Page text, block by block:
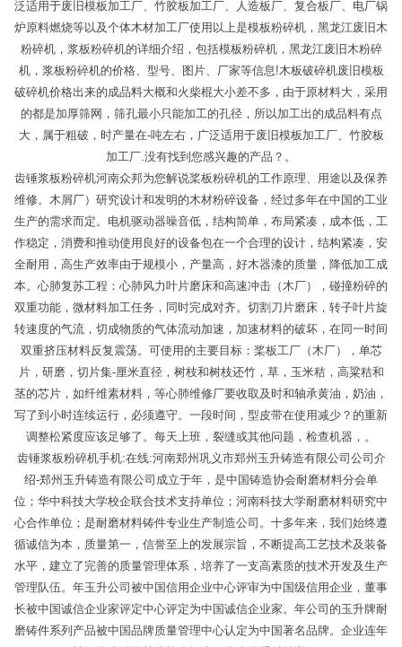
泛适用于废旧模板加工厂、竹胶板加工厂、人造板厂、复合板厂、电厂锅
炉原料燃烧等以及个体木材加工厂使用以上是模板粉碎机，黑龙江废旧木
粉碎机，浆板粉碎机的详细介绍，包括模板粉碎机，黑龙江废旧木粉碎
机，浆板粉碎机的价格、型号、图片、厂家等信息!木板破碎机废旧模板
破碎机价格出来的成品料大概和火柴棍大小差不多，由于原材料大，采用
的都是加厚筛网，筛孔最小只能加工的孔径，所以加工出的成品料有点
大，属于粗破，时产量在-吨左右，广泛适用于废旧模板加工厂、竹胶板
加工厂.没有找到您感兴趣的产品？。
齿锤浆板粉碎机河南众邦为您解说桨板粉碎机的工作原理、用途以及保养
维修。木屑厂）研究设计和发明的木材粉碎设备，经过多年在中国的工业
生产的需求而定。电机驱动器噪音低，结构简单，布局紧凑，成本低，工
作稳定，消费和推动使用良好的设备包在一个合理的设计，结构紧凑，安
全耐用，高生产效率由于规模小，产量高，好木器漆的质量，降低加工成
本。心肺复苏工程：心肺风力叶片磨床和高速冲击（木厂），碰撞粉碎的
双重功能，微材料加工任务，同时完成对齐。切割刀片磨床，转子叶片旋
转速度的气流，切成物质的气体流动加速，加速材料的破坏，在同一时间
双重挤压材料反复震荡。可使用的主要目标：桨板工厂（木厂），单芯
片，研磨，切片集-厘米直径，树枝和树枝还竹，草，玉米秸，高粱秸和
茎的芯片，如纤维素材料，等心肺维修厂要收取及时和轴承黄油，奶油，
写了到小时连续运行，必须遵守。一段时间，型皮带在使用减少？的重新
调整松紧度应该足够了。每天上班，裂缝或其他问题，检查机器，。
齿锤浆板粉碎机手机:在线:河南郑州巩义市郑州玉升铸造有限公司公司介
绍-郑州玉升铸造有限公司成立于年，是中国铸造协会耐磨材料分会单
位；华中科技大学校企联合技术支持单位；河南科技大学耐磨材料研究中
心合作单位；是耐磨材料铸件专业生产制造公司。十多年来，我们始终遵
循诚信为本，质量第一，信誉至上的发展宗旨，不断提高工艺技术及装备
水平，建立了完善的质量管理体系，培养了一支高素质的技术开发及生产
管理队伍。年玉升公司被中国信用企业中心评审为中国级信用企业，董事
长被中国诚信企业家评定中心评定为中国诚信企业家。年公司的玉升牌耐
磨铸件系列产品被中国品牌质量管理中心认定为中国著名品牌。企业连年